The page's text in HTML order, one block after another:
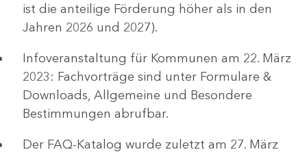
ist die anteilige Förderung höher als in den
Jahren 2026 und 2027).
Infoveranstaltung für Kommunen am 22. März
2023: Fachvorträge sind unter Formulare &
Downloads, Allgemeine und Besondere
Bestimmungen abrufbar.
Der FAQ-Katalog wurde zuletzt am 27. März